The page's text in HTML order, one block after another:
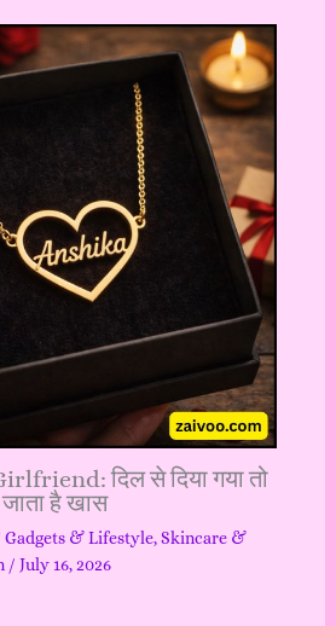
दिल से दिया गया तो
जाता है खास
Gadgets & Lifestyle,Skincare &
/ July 16, 2026